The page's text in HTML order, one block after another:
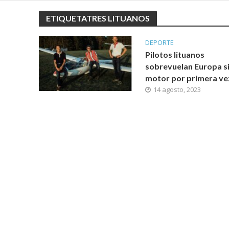
ETIQUETATRES LITUANOS
DEPORTE
Pilotos lituanos
sobrevuelan Europa
motor por primera
14 agosto, 2023